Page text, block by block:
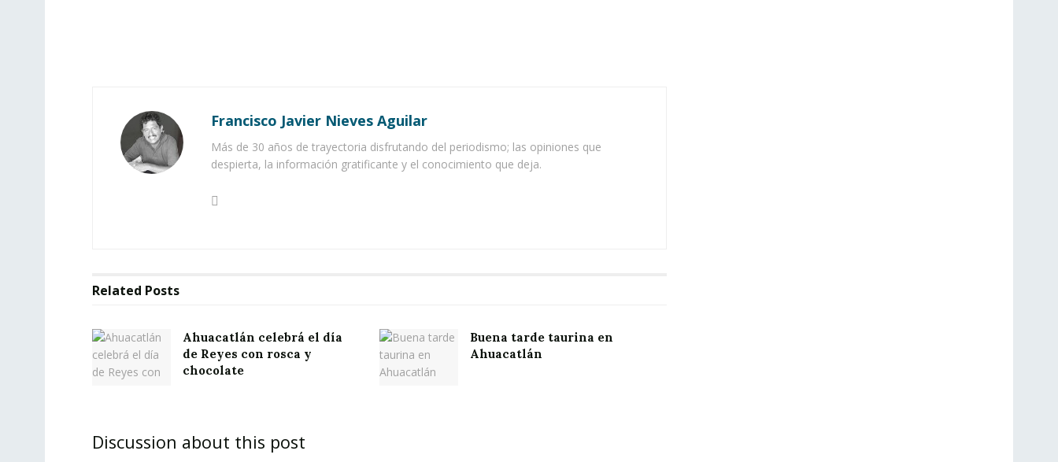
Francisco Javier Nieves Aguilar
Más de 30 años de trayectoria disfrutando del periodismo; las opiniones que
despierta, la información gratificante y el conocimiento que deja.
Related Posts
Ahuacatlán celebrá el día
de Reyes con rosca y
chocolate
Buena tarde taurina en
Ahuacatlán
Discussion about this post